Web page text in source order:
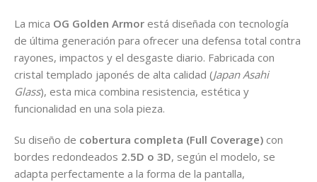
La mica OG Golden Armor está diseñada con tecnología
de última generación para ofrecer una defensa total contra
rayones, impactos y el desgaste diario. Fabricada con
cristal templado japonés de alta calidad (Japan Asahi
Glass), esta mica combina resistencia, estética y
funcionalidad en una sola pieza.
Su diseño de cobertura completa (Full Coverage) con
bordes redondeados 2.5D o 3D, según el modelo, se
adapta perfectamente a la forma de la pantalla,